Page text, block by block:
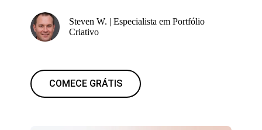
Steven W. | Especialista em Portfólio
Criativo
COMECE GRÁTIS